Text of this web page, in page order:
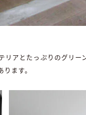
アとたっぷりのグリ
ます。